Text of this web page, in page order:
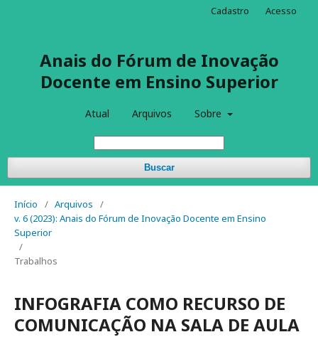
Anais do Fórum de Inovação
Docente em Ensino Superior
Atual Arquivos Sobre
Buscar
Cadastro Acesso
Início / Arquivos
/
v. 6 (2023): Anais do Fórum de Inovação Docente em Ensino
Superior
/
Trabalhos
INFOGRAFIA COMO RECURSO DE
COMUNICAÇÃO NA SALA DE AULA